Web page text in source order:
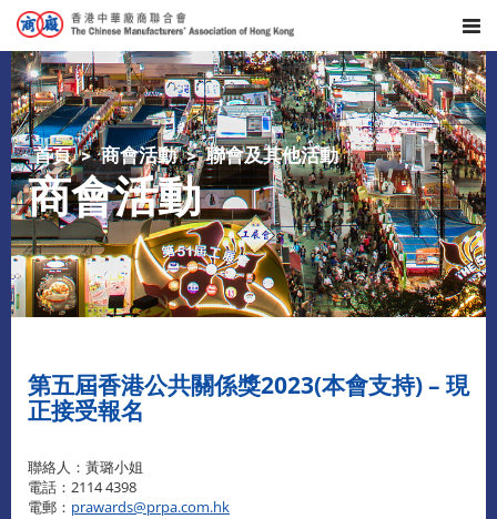
首頁 商會活動 聯會及其他活動
商會活動
第五屆香港公共關係獎2023(本會支持) – 現
正接受報名
聯絡人：黃璐小姐
電話：2114 4398
電郵： prawards@prpa.com.hk